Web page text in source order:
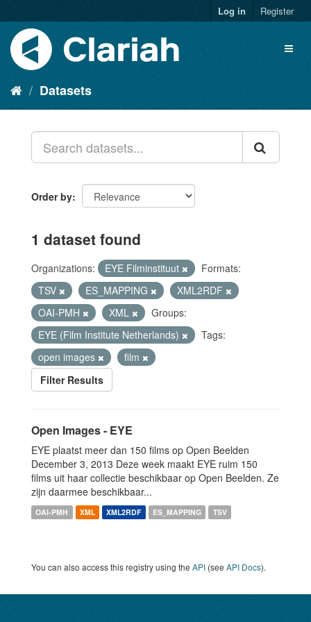
Log in Register
Datasets
Order by
1 dataset found
Organizations: EYE Filminstituut
Formats:
TSV
ES_MAPPING
XML2RDF
OAI-PMH
XML
Groups:
EYE (Film Institute Netherlands)
Tags:
open images
film
Filter Results
Open Images - EYE
EYE plaatst meer dan 150 films op Open Beelden
December 3, 2013 Deze week maakt EYE ruim 150
films uit haar collectie beschikbaar op Open Beelden. Ze
zijn daarmee beschikbaar...
OAI-PMH XML XML2RDF ES_MAPPING TSV
You can also access this registry using the API (see API Docs).